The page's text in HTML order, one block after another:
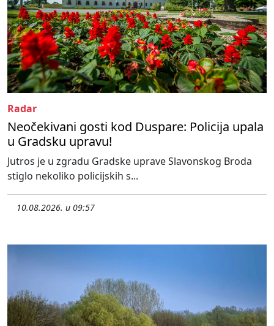
Radar
Neočekivani gosti kod Duspare: Policija upala
u Gradsku upravu!
Jutros je u zgradu Gradske uprave Slavonskog Broda
stiglo nekoliko policijskih s...
10.08.2026. u 09:57